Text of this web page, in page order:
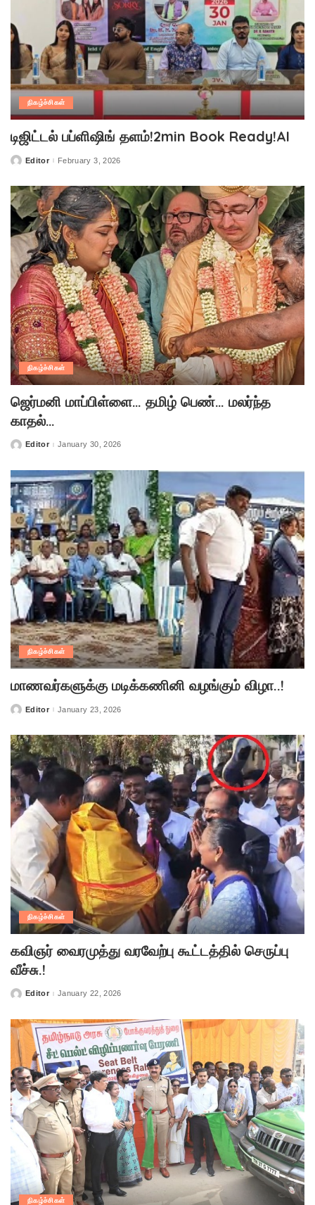
நிகழ்ச்சிகள்
டிஜிட்டல் பப்ளிஷிங் தளம்!2min Book Ready!AI
PostedEditor February 3, 2026
நிகழ்ச்சிகள்
ஜெர்மனி மாப்பிள்ளை… தமிழ் பெண்… மலர்ந்த
காதல்…
PostedEditor January 30, 2026
நிகழ்ச்சிகள்
மாணவர்களுக்கு மடிக்கணினி வழங்கும் விழா..!
PostedEditor January 23, 2026
நிகழ்ச்சிகள்
கவிஞர் வைரமுத்து வரவேற்பு கூட்டத்தில் செருப்பு
வீச்சு.!
PostedEditor January 22, 2026
நிகழ்ச்சிகள்